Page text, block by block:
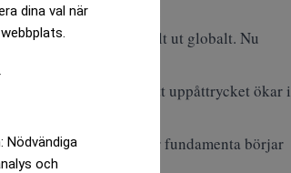
dina val när
Nödvändiga
och
priserna stiga kraftigt.
krisen slår igenom fullt ut globalt. Nu
veckorna och att uppåttrycket ökar i
inte förändras, när fundamenta börjar